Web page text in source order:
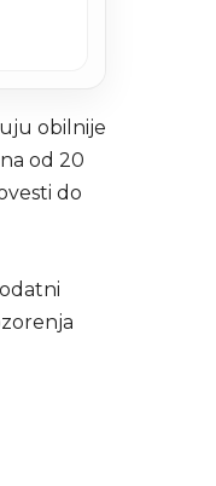
obilnije
od 20
do